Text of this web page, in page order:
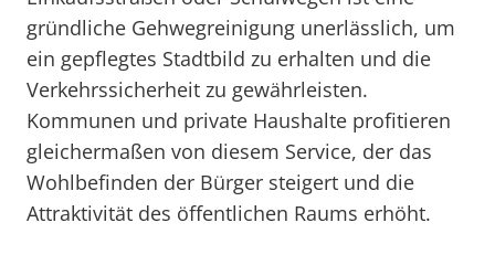
gründliche Gehwegreinigung unerlässlich, um
ein gepflegtes Stadtbild zu erhalten und die
Verkehrssicherheit zu gewährleisten.
Kommunen und private Haushalte profitieren
gleichermaßen von diesem Service, der das
Wohlbefinden der Bürger steigert und die
Attraktivität des öffentlichen Raums erhöht.